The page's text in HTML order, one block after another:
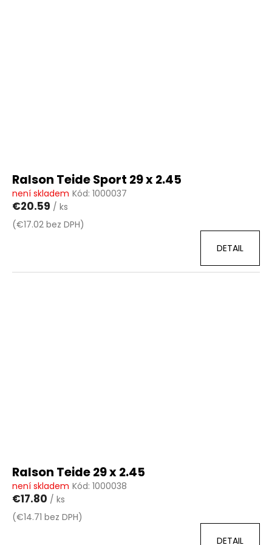
ů
Ralson Teide Sport 29 x 2.45
není skladem Kód: 1000037
€20.59 / ks
(€17.02 bez DPH)
DETAIL
Ralson Teide 29 x 2.45
není skladem Kód: 1000038
€17.80 / ks
(€14.71 bez DPH)
DETAIL